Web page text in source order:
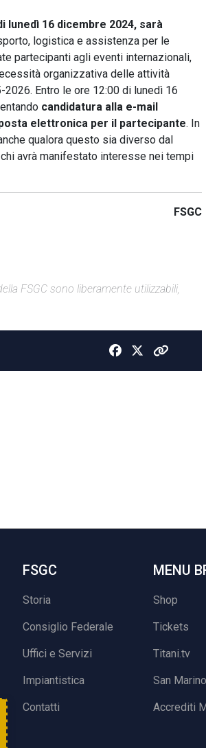
lunedì 16 dicembre 2024, sarà
logistica e assistenza per le
partecipanti agli eventi internazionali,
organizzativa delle attività
Entro le ore 12:00 di lunedì 16
candidatura alla e-mail
elettronica per il partecipante. In
qualora questo sia diverso dal
avrà manifestato interesse nei tempi
FSGC
FSGC sono liberamente utilizzabili,
FSGC
Storia
Consiglio Federale
Uffici e Servizi
Impiantistica
Contatti
MENU
Shop
Tickets
Titani.tv
San
Accrediti